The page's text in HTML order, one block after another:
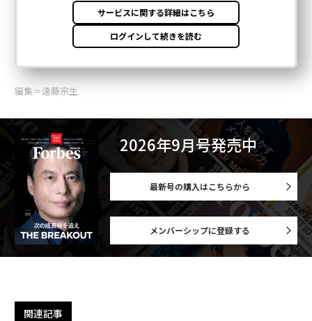
編集＝遠藤宗生
2026年9月号発売中
最新号の購入はこちらから
メンバーシップに登録する
関連記事